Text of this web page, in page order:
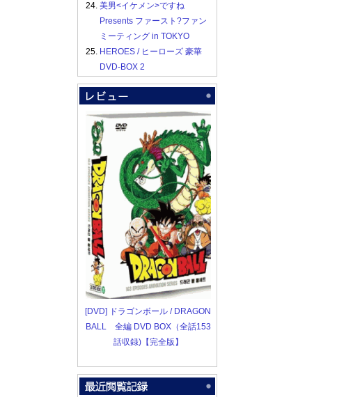
24. 美男<イケメン>ですね
Presents ファースト?ファン
ミーティング in TOKYO
25. HEROES / ヒーローズ 豪華
DVD-BOX 2
[DVD] ドラゴンボール / DRAGON
BALL 全編 DVD BOX（全話153
話収録)【完全版】